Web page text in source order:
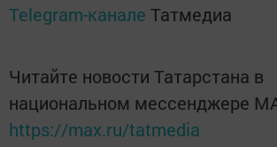
Telegram-канале Татмедиа
Читайте новости Татарстана в
национальном мессенджере
https://max.ru/tatmedia